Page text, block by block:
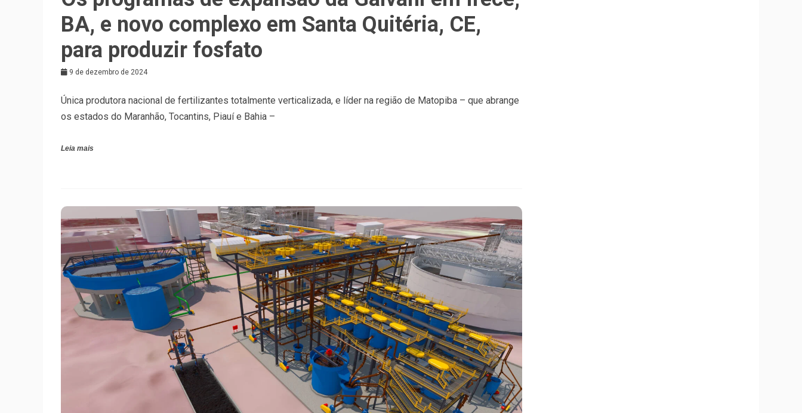
BA, e novo complexo em Santa Quitéria, CE,
para produzir fosfato
9 de dezembro de 2024
Única produtora nacional de fertilizantes totalmente verticalizada, e líder na região de Matopiba – que abrange
os estados do Maranhão, Tocantins, Piauí e Bahia –
Leia mais